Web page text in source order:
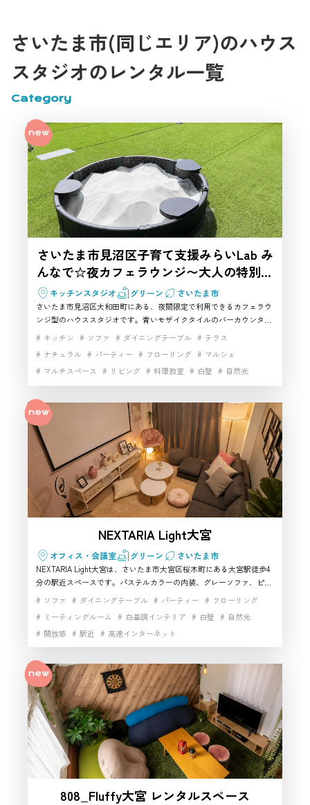
さいたま市(同じエリア)のハウス
スタジオのレンタル一覧
Category
さいたま市見沼区子育て支援みらいLab み
んなで☆夜カフェラウンジ〜大人の特別タ
イム♪〜
キッチンスタジオ グリーン さいたま市
さいたま市見沼区大和田町にある、夜間限定で利用できるカフェラウ
ンジ型のハウススタジオです。青いモザイクタイルのバーカウンター
やキッチン、ソファ、テラス・バルコニー、人工芝スペースを備え、
い空間です。さいたま市で飲食や調理を含めた撮影スタジオを探して
いる方におすすめです。
キッチン ソファ ダイニングテーブル
テラス
ナチュラル
パーティー フローリング
マルシェ
マルチスペース
リビング 料理教室 白壁
自然光
開放感
駐車場 高速インターネット
NEXTARIA Light大宮
オフィス・会議室 グリーン さいたま市
NEXTARIA Light大宮は、さいたま市大宮区桜木町にある大宮駅徒歩4
分の駅近スペースです。パステルカラーの内装、グレーソファ、ピン
クチェア、100インチスクリーンを備え、女子会や推し会、SNS用の
ウススタジオとしても、可愛い雰囲気を活かせる撮影スタジオとして
もおすすめです。
ソファ ダイニングテーブル パーティー
フローリング
ミーティングルーム
白基調インテリア 白壁
自然光
開放感
駅近 高速インターネット
808_Fluffy大宮 レンタルスペース